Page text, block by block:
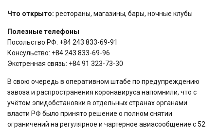
Что открыто: рестораны, магазины, бары, ночные клубы
Полезные телефоны
Посольство РФ: +84 243 833-69-91
Консульство: +84 243 833-69-96
Экстренная связь: +84 91 323-73-30
В свою очередь в оперативном штабе по предупреждению
завоза и распространения коронавируса напомнили, что с
учётом эпидобстановки в отдельных странах органами
власти РФ было принято решение о полном снятии
ограничений на регулярное и чартерное авиасообщение с 52